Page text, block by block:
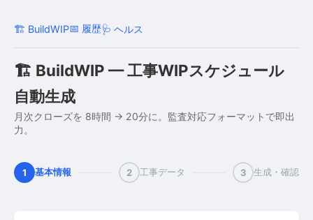
🏗 BuildWIP📅 履歴🩺 ヘルス
🏗 BuildWIP — 工事WIPスケジュール
自動生成
月次クローズを 8時間 → 20分に。監査対応フォーマットで即出
力。
1 基本情報 2 工事データ 3 生成・確認